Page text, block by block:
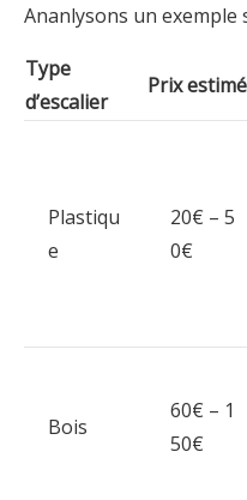
Ananlysons un exemple
Type
d’escalier
Prix estimé
Plastiqu
e
20€ – 5
0€
Bois
60€ – 1
50€